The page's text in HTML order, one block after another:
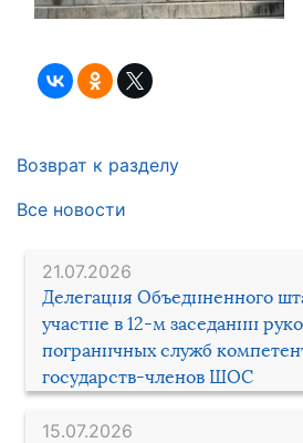
21.07.2026
Делегация Объединенного
участие в 12-м заседании
пограничных служб
государств-членов ШОС
15.07.2026
Возврат к разделу
Все новости